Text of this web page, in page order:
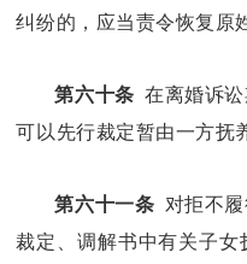
纠纷的，应当责令恢复原
第六十条 在离婚诉
可以先行裁定暂由一方抚
第六十一条 对拒不
裁定、调解书中有关子女